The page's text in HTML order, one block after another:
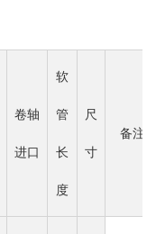
卷轴
进口
软
管
长
度
尺
寸
备注